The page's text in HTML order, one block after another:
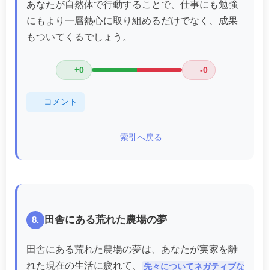
あなたが自然体で行動することで、仕事にも勉強
にもより一層熱心に取り組めるだけでなく、成果
もついてくるでしょう。
+0 -0
コメント
索引へ戻る
8. 田舎にある荒れた農場の夢
田舎にある荒れた農場の夢は、あなたが実家を離
れた現在の生活に疲れて、
先々についてネガティブな